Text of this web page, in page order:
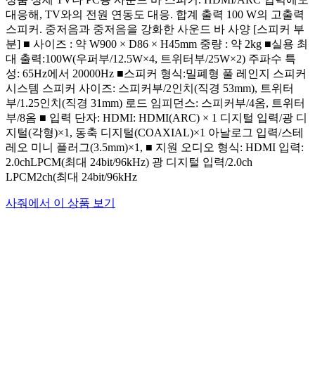
대응해, TV와의 전원 연동도 대응. 합계 출력 100 W의 고출력
스피커. 중저음과 중저음을 강화한 사운드 바 사양 [스피커 부
분] ■ 사이즈 : 약 W900 × D86 × H45mm 중량 : 약 2kg ■실용 최
대 출력:100W(우퍼부/12.5W×4, 트위터부/25W×2) 주파수 특
성: 65Hz에서 20000Hz ■스피커 형식:밀폐형 풀 레인지 스피커
시스템 스피커 사이즈: 스피커부/2인치(직경 53mm), 트위터
부/1.25인치(직경 31mm) 로드 임피던스: 스피커부/4옴, 트위터
부/8옴 ■ 입력 단자: HDMI: HDMI(ARC) × 1 디지털 입력/광 디
지털(각형)×1, 동축 디지털(COAXIAL)×1 아날로그 입력/스테
레오 미니 플러그(3.5mm)×1, ■ 지원 오디오 형식: HDMI 입력:
2.0chLPCM(최대 24bit/96kHz) 광 디지털 입력/2.0ch
LPCM2ch(최대 24bit/96kHz
사줘에서 이 상품 보기